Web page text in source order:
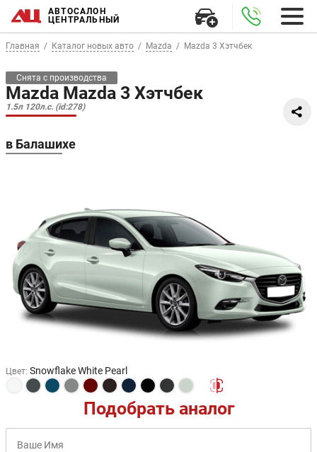
АВТОСАЛОН
ЦЕНТРАЛЬНЫЙ
Главная Каталог новых авто Mazda Mazda 3 Хэтчбек
Снята с производства
Mazda Mazda 3 Хэтчбек
1.5л 120л.с. (id:278)
в Балашихе
Цвет: Snowflake White Pearl
Подобрать аналог